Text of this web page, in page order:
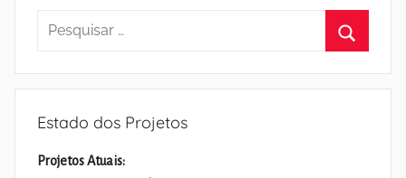
Pesquisar
Estado dos Projetos
Projetos Atuais: